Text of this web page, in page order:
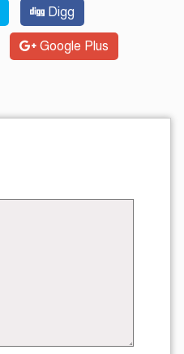
Digg
Google Plus